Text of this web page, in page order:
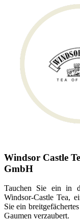
Windsor Castle
GmbH
Tauchen Sie ein in
Windsor-Castle Tea,
Sie ein
Gaumen verzaubert.